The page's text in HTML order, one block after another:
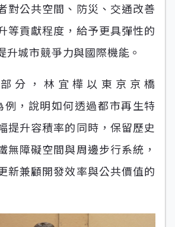
對公共空間、防災、交通改善
等貢獻程度，給予更具彈性的
升城市競爭力與國際機能。
分，林宜樺以東京京橋
例，說明如何透過都市再生特
提升容積率的同時，保留歷史
無障礙空間與周邊步行系統，
新兼顧開發效率與公共價值的